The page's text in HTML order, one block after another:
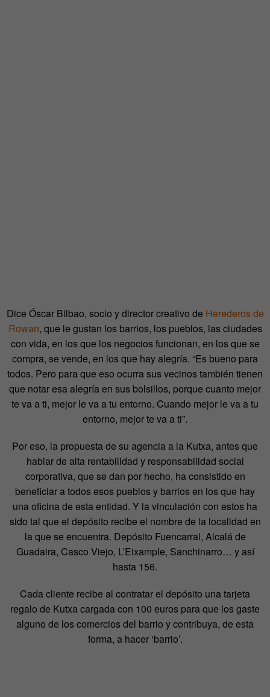
Dice Óscar Bilbao, socio y director creativo de Herederos de
Rowan, que le gustan los barrios, los pueblos, las ciudades
con vida, en los que los negocios funcionan, en los que se
compra, se vende, en los que hay alegría. “Es bueno para
todos. Pero para que eso ocurra sus vecinos también tienen
que notar esa alegría en sus bolsillos, porque cuanto mejor
te va a ti, mejor le va a tu entorno. Cuando mejor le va a tu
entorno, mejor te va a ti”.
Por eso, la propuesta de su agencia a la Kutxa, antes que
hablar de alta rentabilidad y responsabilidad social
corporativa, que se dan por hecho, ha consistido en
beneficiar a todos esos pueblos y barrios en los que hay
una oficina de esta entidad. Y la vinculación con estos ha
sido tal que el depósito recibe el nombre de la localidad en
la que se encuentra. Depósito Fuencarral, Alcalá de
Guadaira, Casco Viejo, L’Eixample, Sanchinarro… y así
hasta 156.
Cada cliente recibe al contratar el depósito una tarjeta
regalo de Kutxa cargada con 100 euros para que los gaste
alguno de los comercios del barrio y contribuya, de esta
forma, a hacer ‘barrio’.